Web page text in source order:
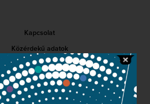
Kapcsolat
Közérdekű adatok
Sajtószoba
Adatvédelem
Impresszum